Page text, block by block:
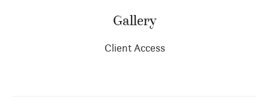
Gallery
Client Access